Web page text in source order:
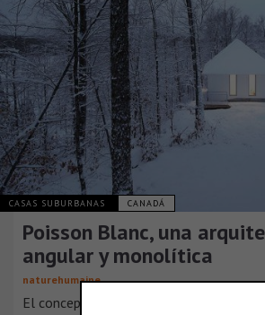
CASAS SUBURBANAS CANADÁ
Poisson Blanc, una
angular y monolítica
naturehumaine
El concepto de este chalet es el